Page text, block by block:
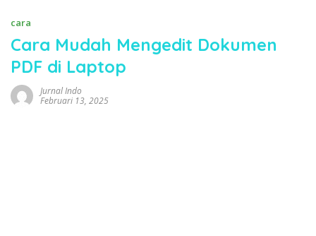
cara
Cara Mudah Mengedit Dokumen
PDF di Laptop
Jurnal Indo
Februari 13, 2025